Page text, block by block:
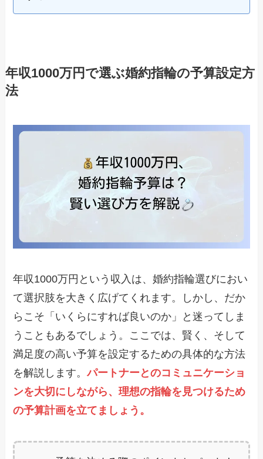
年収1000万円で選ぶ婚約指輪の予算設定方
法
年収1000万円という収入は、婚約指輪選びにおい
て選択肢を大きく広げてくれます。しかし、だか
らこそ「いくらにすれば良いのか」と迷ってしま
うこともあるでしょう。ここでは、賢く、そして
満足度の高い予算を設定するための具体的な方法
を解説します。パートナーとのコミュニケーショ
ンを大切にしながら、理想の指輪を見つけるため
の予算計画を立てましょう。